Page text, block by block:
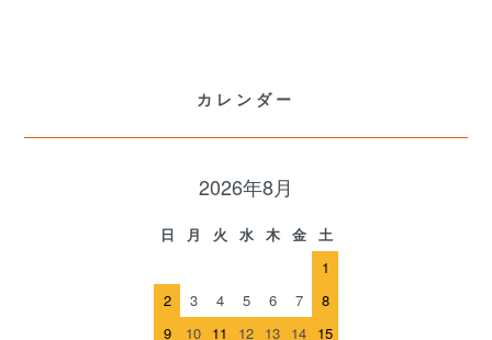
カレンダー
2026年8月
日 月 火 水 木 金
土
1
2
3 4 5 6 7
8
9
10 11 12 13 14 15